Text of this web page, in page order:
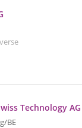
Technology AG
BE